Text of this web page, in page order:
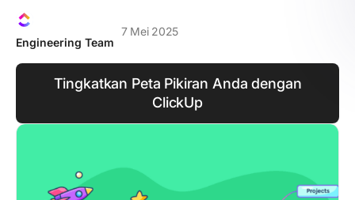
Engineering Team
7 Mei 2025
Tingkatkan Peta Pikiran Anda dengan
ClickUp